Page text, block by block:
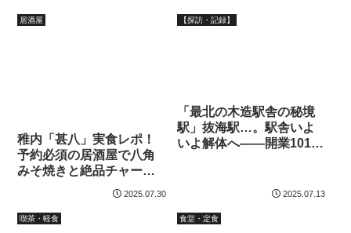
居酒屋
稚内「甚八」実食レポ！
予約必須の居酒屋で八角
みそ焼きと絶品チャーハ
2025.07.30
【探訪・記録】
「最北の木造駅舎の秘境
駅」抜海駅…。駅舎いよ
いよ解体へ――開業101年
2025.07.13
喫茶・軽食 食堂・定食